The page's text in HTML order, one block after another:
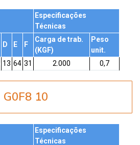
Especificações
Técnicas
D E F
Carga de trab.
(KGF)
Peso
unit.
13 64 31 2.000 0,7
G0F8 10
Especificações
Técnicas